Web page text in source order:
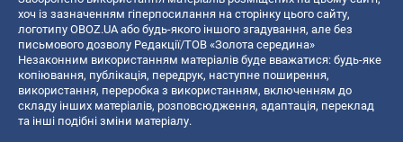
хоч із зазначенням гіперпосилання на сторінку цього сайту,
логотипу OBOZ.UA або будь-якого іншого згадування, але без
письмового дозволу Редакції/ТОВ «Золота середина»
Незаконним використанням матеріалів буде вважатися: будь-яке
копiювання, публiкацiя, передрук, наступне поширення,
використання, переробка з використанням, включенням до
складу інших матеріалів, розповсюдження, адаптація, переклад
та інші подібні зміни матеріалу.